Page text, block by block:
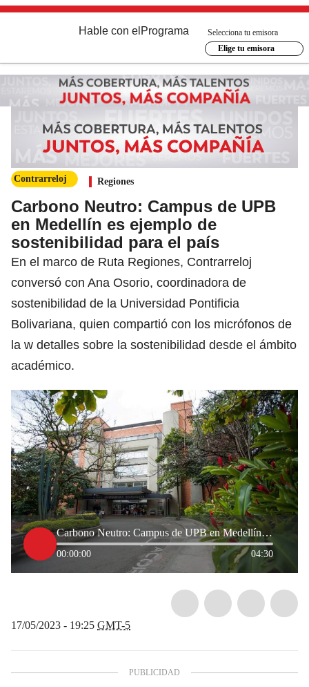
Hable con el Programa
Selecciona tu emisora
Elige tu emisora
Contrarreloj Regiones
Carbono Neutro: Campus de UPB
en Medellín es ejemplo de
sostenibilidad para el país
En el marco de Ruta Regiones, Contrarreloj
conversó con Ana Osorio, coordinadora de
sostenibilidad de la Universidad Pontificia
Bolivariana, quien compartió con los micrófonos de
la w detalles sobre la sostenibilidad desde el ámbito
académico.
Carbono Neutro: Campus de UPB en Medellín es ejemplo de sostenibilidad para el país
00:00:00 04:30
17/05/2023 - 19:25 GMT-5